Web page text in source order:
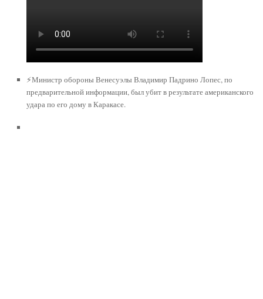
⚡️Министр обороны Венесуэлы Владимир Падрино Лопес, по
предварительной информации, был убит в результате американского
удара по его дому в Каракасе.